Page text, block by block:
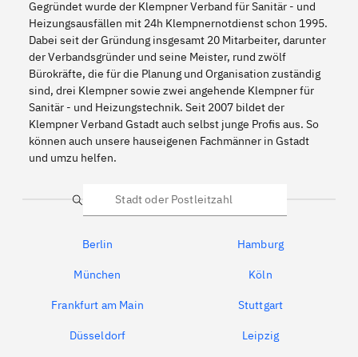
Gegründet wurde der Klempner Verband für Sanitär - und
Heizungsausfällen mit 24h Klempnernotdienst schon 1995.
Dabei seit der Gründung insgesamt 20 Mitarbeiter, darunter
der Verbandsgründer und seine Meister, rund zwölf
Bürokräfte, die für die Planung und Organisation zuständig
sind, drei Klempner sowie zwei angehende Klempner für
Sanitär - und Heizungstechnik. Seit 2007 bildet der
Klempner Verband Gstadt auch selbst junge Profis aus. So
können auch unsere hauseigenen Fachmänner in Gstadt
und umzu helfen.
Suche
Berlin Hamburg
München Köln
Frankfurt am Main Stuttgart
Düsseldorf Leipzig